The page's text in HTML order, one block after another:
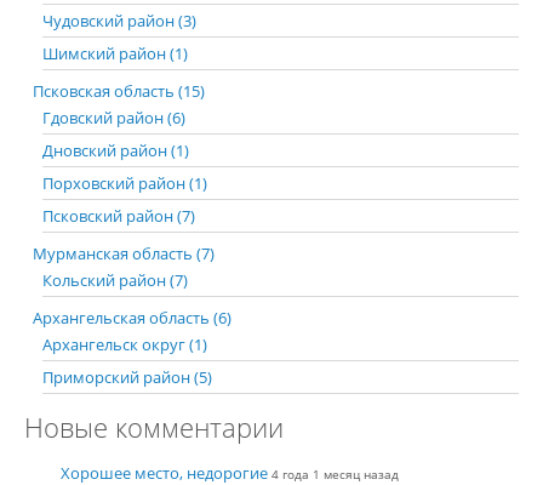
Чудовский район (3)
Шимский район (1)
Псковская область (15)
Гдовский район (6)
Дновский район (1)
Порховский район (1)
Псковский район (7)
Мурманская область (7)
Кольский район (7)
Архангельская область (6)
Архангельск округ (1)
Приморский район (5)
Новые комментарии
Хорошее место, недорогие 4 года 1 месяц назад